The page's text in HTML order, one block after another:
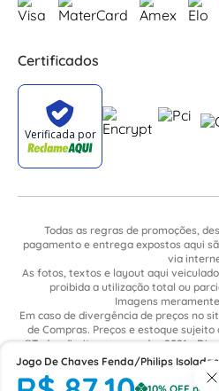
Jogo De Chaves Fenda/Philips Isoladas
TradeForce
Certificados
Todas as regras de promoções,
pagamento e entrega expostos aqui
via
As fotos, textos e layout aqui
proibida a utilização total ou
Imagens
Em caso de divergência de preços no
de Compras. Preços e estoque
©Todos direitos reservados 2021 -
CNPJ: 06.913.480/0015-63 - Avenida
Village Limeira. Pavilhão Sítio São